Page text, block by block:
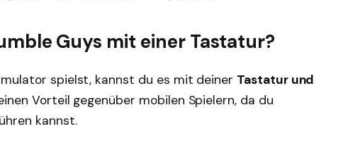
Guys mit einer Tastatur?
spielst, kannst du es mit deiner Tastatur und
Vorteil gegenüber mobilen Spielern, da du
kannst.